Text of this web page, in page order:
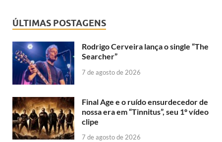
ÚLTIMAS POSTAGENS
Rodrigo Cerveira lança o single “The
Searcher”
7 de agosto de 2026
Final Age e o ruído ensurdecedor de
nossa era em “Tinnitus”, seu 1º vídeo
clipe
7 de agosto de 2026